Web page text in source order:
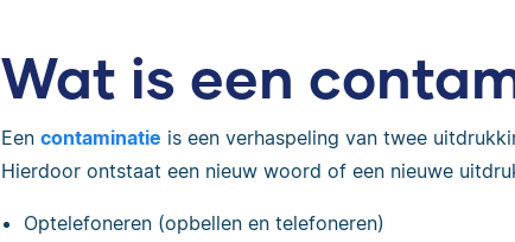
Wat is een
Een contaminatie is een verhaspeling van twee
Hierdoor ontstaat een nieuw woord of een nieuwe
Optelefoneren (opbellen en telefoneren)